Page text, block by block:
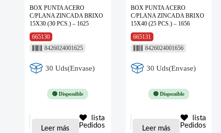
BOX PUNTA ACERO
C/PLANA ZINCADA BRIXO
15X30 (30 PCS.) – 1625
665130
8426024001625
30 Uds(Envase)
🟢 Disponible
Leer más
lista
Pedidos
BOX PUNTA ACERO
C/PLANA ZINCADA BRIXO
15X40 (25 PCS.) – 1656
665131
8426024001656
30 Uds(Envase)
🟢 Disponible
Leer más
lista
Pedidos